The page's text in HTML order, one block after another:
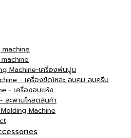
machine
Machine-เครื่องพ่นปูน
- เครื่องขัดโหละ ลบคม ลบครีบ
- เครื่องอบแห้ง
สะพานโหลดสินค้า
Machine